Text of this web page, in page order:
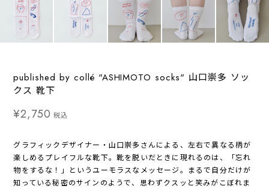
published by collé "ASHIMOTO socks" 山口崇多 ソッ
クス 靴下
¥2,750 税込
グラフィックデザイナー・山口崇多さんによる、左右で異なる柄が
楽しめるプレイフルな靴下。靴を脱いだときに現れるのは、「忘れ
物をするな！」というユーモラスなメッセージ。まるで自分だけが
知っている秘密のサインのようで、思わずクスッと笑みがこぼれま